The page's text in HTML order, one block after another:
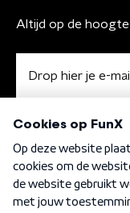
Altijd op de
Algemene